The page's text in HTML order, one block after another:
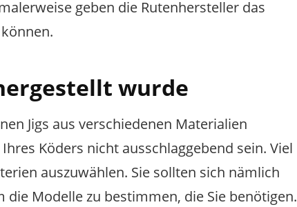
geben die Rutenhersteller das
wurde
Jigs aus verschiedenen Materialien
Köders nicht ausschlaggebend sein. Viel
auszuwählen. Sie sollten sich nämlich
Modelle zu bestimmen, die Sie benötigen.